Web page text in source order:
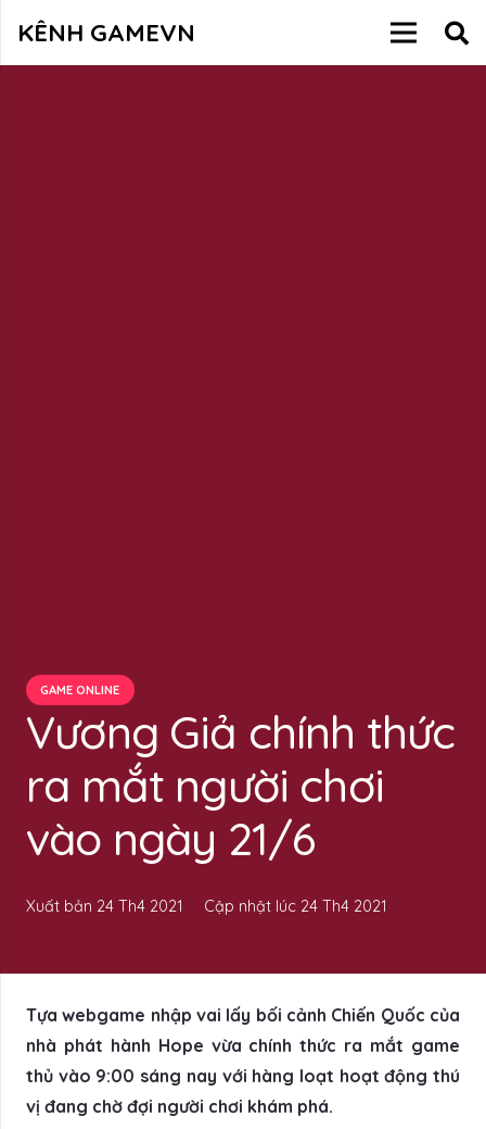
KÊNH GAMEVN
GAME ONLINE
Vương Giả chính thức
ra mắt người chơi
vào ngày 21/6
Xuất bản 24 Th4 2021 Cập nhật lúc 24 Th4 2021
Tựa webgame nhập vai lấy bối cảnh Chiến Quốc của
nhà phát hành Hope vừa chính thức ra mắt game
thủ vào 9:00 sáng nay với hàng loạt hoạt động thú
vị đang chờ đợi người chơi khám phá.